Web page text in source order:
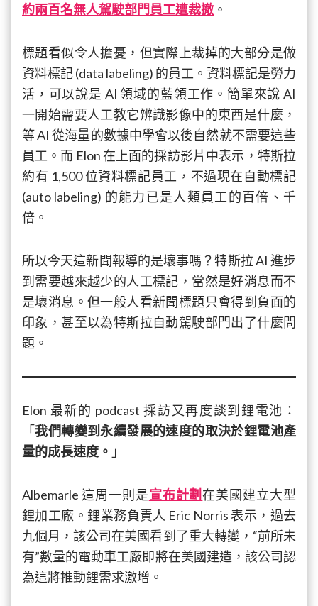
約兩百名無人駕駛部門員工遭裁撤 。
標題看似令人擔憂，但實際上裁掉的大部分是做
資料標記 (data labeling) 的員工。資料標記是勞力
活，可以說是 AI 領域的藍領工作。簡單來說 AI
一開始需要人工教它辨識影像中的東西是什麼，
等 AI 從海量的數據中學會以後自然就不需要這些
員工。而 Elon 在上面的採訪影片中表示，特斯拉
約有 1,500 位資料標記員工，不過現在自動標記
(auto labeling) 的能力已是人類員工的百倍、千
倍。
所以今天這新聞報導的是壞事嗎？特斯拉 AI 進步
到需要越來越少的人工標記，當然是好消息而不
是壞消息。但一般人看新聞標題只會得到負面的
印象，甚至以為特斯拉自動駕駛部門出了什麼問
題。
Elon 最新的 podcast 採訪又再度談到鋰電池：
「我們轉變到永續發展的速度的取決於鋰電池產
量的成長速度。 」
Albemarle 這周一則是宣布計劃在美國建立大型
鋰加工廠。鋰業務負責人 Eric Norris 表示，過去
九個月，該公司在美國看到了重大轉變，“前所未
有”數量的電動車工廠即將在美國建造，該公司認
為這將推動鋰需求激增。